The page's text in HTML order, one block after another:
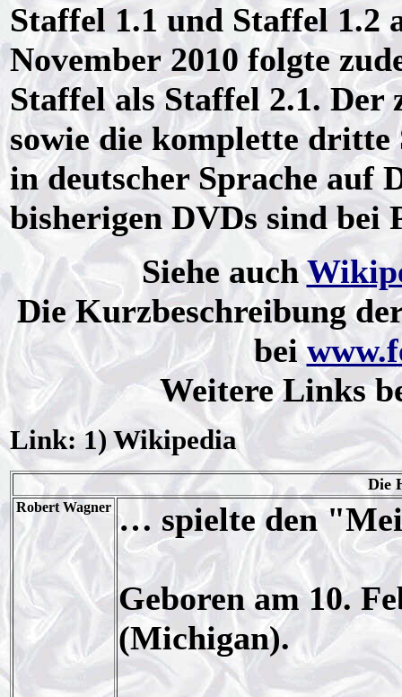
Staffel 1.1 und Staffel 1.2
November 2010 folgte
Staffel als Staffel 2.1. Der
sowie die komplette
in deutscher Sprache auf
bisherigen DVDs sind bei
Siehe auch
Die Kurzbeschreibung
bei
Weitere Links
Link: 1) Wikipedia
Die
Robert Wagner … spielte den
Geboren am 10.
(Michigan).